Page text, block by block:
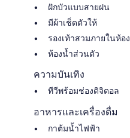
ฝักบัวแบบสายฝน
มีผ้าเช็ดตัวให้
รองเท้าสวมภายในห้อง
ห้องน้ำส่วนตัว
ความบันเทิง
ทีวีพร้อมช่องดิจิตอล
อาหารและเครื่องดื่ม
กาต้มน้ำไฟฟ้า